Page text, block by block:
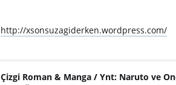
http://xsonsuzagiderken.wordpress.com/
Çizgi Roman & Manga /Ynt: Naruto ve